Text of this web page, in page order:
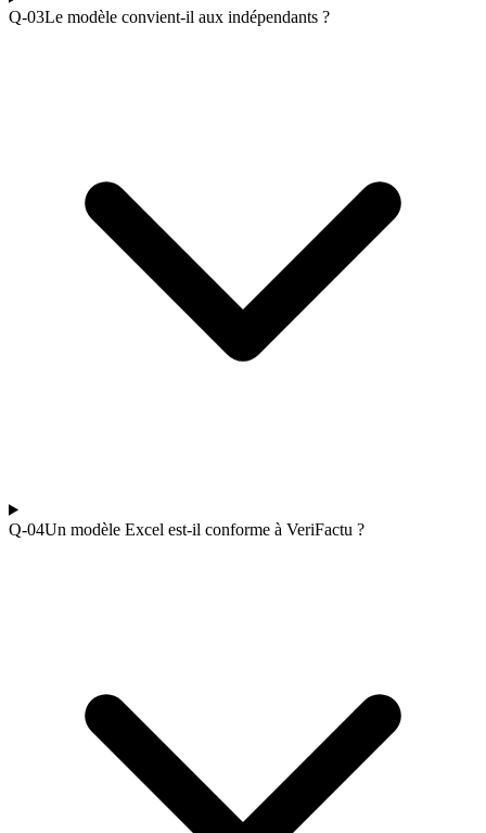
Q-03Le modèle convient-il aux indépendants ?
Q-04Un modèle Excel est-il conforme à VeriFactu ?